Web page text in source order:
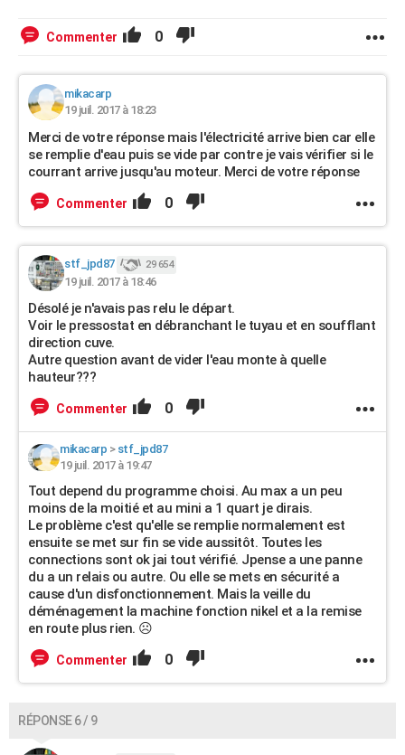
Commenter 0
mikacarp
19 juil. 2017 à 18:23
Merci de votre réponse mais l'électricité arrive bien car elle
se remplie d'eau puis se vide par contre je vais vérifier si le
courrant arrive jusqu'au moteur. Merci de votre réponse
Commenter 0
stf_jpd87 29 654
19 juil. 2017 à 18:46
Désolé je n'avais pas relu le départ.
Voir le pressostat en débranchant le tuyau et en soufflant
direction cuve.
Autre question avant de vider l'eau monte à quelle
hauteur???
Commenter 0
mikacarp > stf_jpd87
19 juil. 2017 à 19:47
Tout depend du programme choisi. Au max a un peu
moins de la moitié et au mini a 1 quart je dirais.
Le problème c'est qu'elle se remplie normalement est
ensuite se met sur fin se vide aussitôt. Toutes les
connections sont ok jai tout vérifié. Jpense a une panne
du a un relais ou autre. Ou elle se mets en sécurité a
cause d'un disfonctionnement. Mais la veille du
déménagement la machine fonction nikel et a la remise
en route plus rien. ☹
Commenter 0
RÉPONSE 6 / 9